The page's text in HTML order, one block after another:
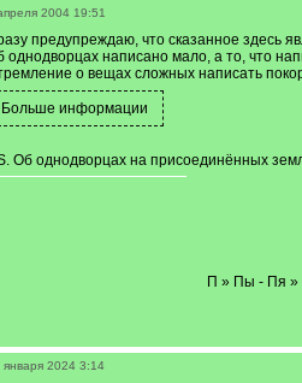
2004 19:51
предупреждаю, что сказанное здесь
однодворцах написано мало, а то, что
о вещах сложных написать
Об однодворцах на присоединённых
П » Пы - Пя »
января 2024 3:14